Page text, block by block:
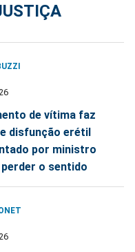
de vítima faz
disfunção erétil
por ministro
perder o sentido